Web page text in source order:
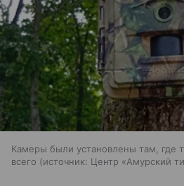
Камеры были установлены там, где
всего
источник: Центр «Амурский